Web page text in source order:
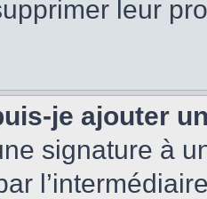
leur
je ajouter
signature à